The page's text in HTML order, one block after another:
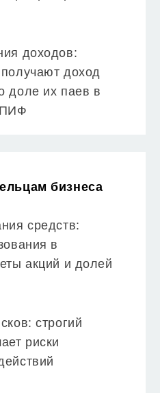
доходов:
доход
доле их паев в
бизнеса
средств:
в
акций и долей
строгий
риски